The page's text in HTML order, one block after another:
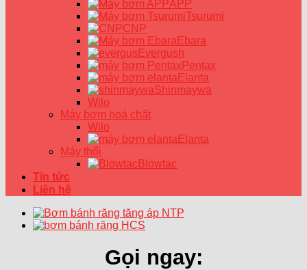
APP
Tsurumi
CNP
Ebara
Evergush
Pentax
Elanta
Shinmaywa
Wilo
Máy bơm hoá chất
Wilo
Elanta
Máy thổi
Blowtac
Tin tức
Liên hệ
Gọi ngay: